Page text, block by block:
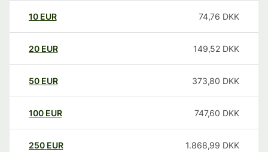
10 EUR 74,76 DKK
20 EUR 149,52 DKK
50 EUR 373,80 DKK
100 EUR 747,60 DKK
250 EUR 1.868,99 DKK